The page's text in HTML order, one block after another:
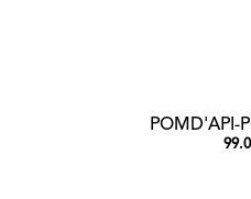
POMD'API-